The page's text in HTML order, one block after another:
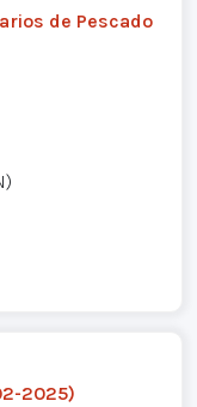
de Pescado
2025)